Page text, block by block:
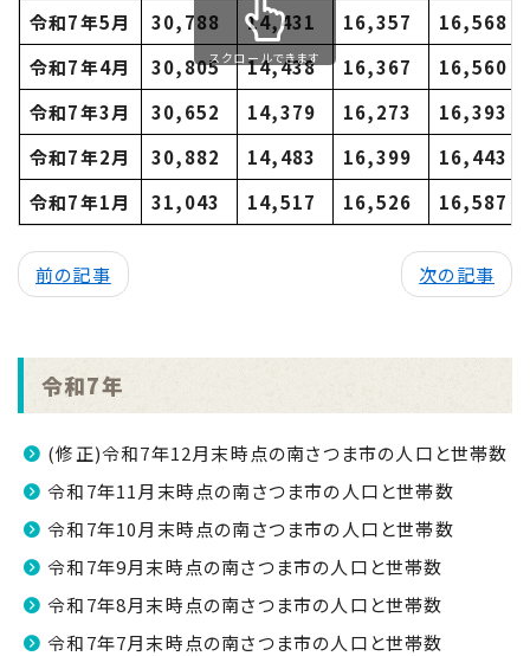
令和7年5月
30,788 14,431 16,357
16,568
令和7年4月
30,805 14,438 16,367
16,560
令和7年3月
30,652 14,379 16,273
16,393
令和7年2月
30,882 14,483 16,399
16,443
令和7年1月
31,043 14,517 16,526 16,587
スクロールできます
前の記事 次の記事
令和7年
(修正)令和7年12月末時点の南さつま市の人口と世帯数
令和7年11月末時点の南さつま市の人口と世帯数
令和7年10月末時点の南さつま市の人口と世帯数
令和7年9月末時点の南さつま市の人口と世帯数
令和7年8月末時点の南さつま市の人口と世帯数
令和7年7月末時点の南さつま市の人口と世帯数